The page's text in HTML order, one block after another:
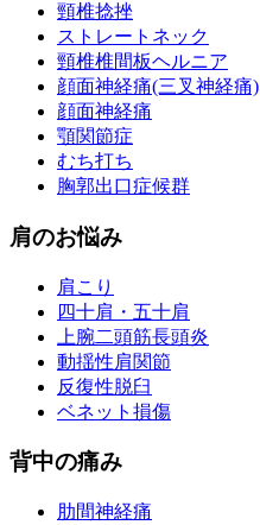
頸椎捻挫
ストレートネック
頸椎椎間板ヘルニア
顔面神経痛(三叉神経痛)
顔面神経痛
顎関節症
むち打ち
胸郭出口症候群
肩のお悩み
肩こり
四十肩・五十肩
上腕二頭筋長頭炎
動揺性肩関節
反復性脱臼
ベネット損傷
背中の痛み
肋間神経痛